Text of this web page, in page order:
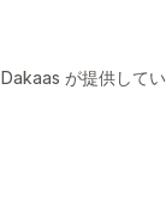
が提供してい